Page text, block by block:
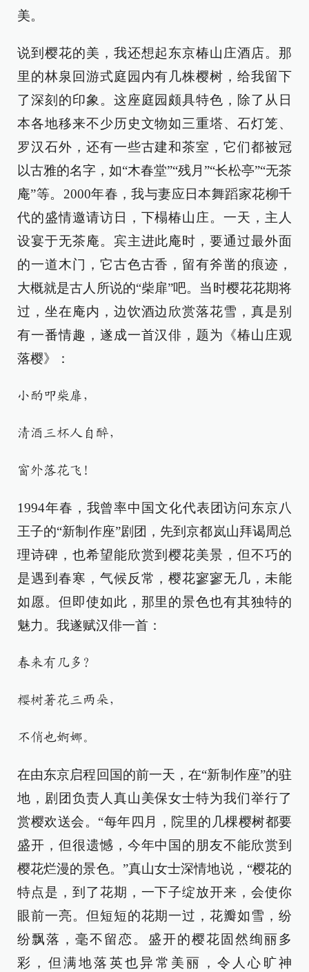
美。
说到樱花的美，我还想起东京椿山庄酒店。那
里的林泉回游式庭园内有几株樱树，给我留下
了深刻的印象。这座庭园颇具特色，除了从日
本各地移来不少历史文物如三重塔、石灯笼、
罗汉石外，还有一些古建和茶室，它们都被冠
以古雅的名字，如“木春堂”“残月”“长松亭”“无茶
庵”等。2000年春，我与妻应日本舞蹈家花柳千
代的盛情邀请访日，下榻椿山庄。一天，主人
设宴于无茶庵。宾主进此庵时，要通过最外面
的一道木门，它古色古香，留有斧凿的痕迹，
大概就是古人所说的“柴扉”吧。当时樱花花期将
过，坐在庵内，边饮酒边欣赏落花雪，真是别
有一番情趣，遂成一首汉俳，题为《椿山庄观
落樱》：
小酌叩柴扉，
清酒三杯人自醉，
窗外落花飞！
1994年春，我曾率中国文化代表团访问东京八
王子的“新制作座”剧团，先到京都岚山拜谒周总
理诗碑，也希望能欣赏到樱花美景，但不巧的
是遇到春寒，气候反常，樱花寥寥无几，未能
如愿。但即使如此，那里的景色也有其独特的
魅力。我遂赋汉俳一首：
春来有几多？
樱树著花三两朵，
不俏也婀娜。
在由东京启程回国的前一天，在“新制作座”的驻
地，剧团负责人真山美保女士特为我们举行了
赏樱欢送会。“每年四月，院里的几棵樱树都要
盛开，但很遗憾，今年中国的朋友不能欣赏到
樱花烂漫的景色。”真山女士深情地说，“樱花的
特点是，到了花期，一下子绽放开来，会使你
眼前一亮。但短短的花期一过，花瓣如雪，纷
纷飘落，毫不留恋。盛开的樱花固然绚丽多
彩，但满地落英也异常美丽，令人心旷神